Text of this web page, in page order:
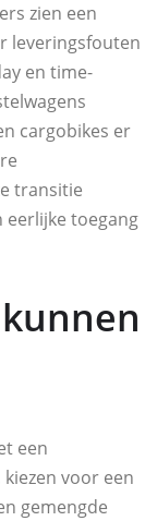
zien een
leveringsfouten
en time-
cargobikes er
transitie
eerlijke toegang
een
voor een
gemengde